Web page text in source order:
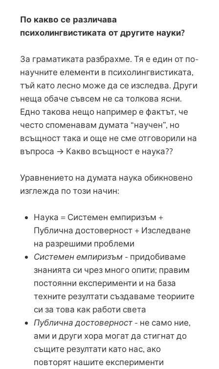
По какво се различава
психолингвистиката от другите науки?
За граматиката разбрахме. Тя е един от по-
научните елементи в психолингвистиката,
тъй като лесно може да се изследва. Други
неща обаче съвсем не са толкова ясни.
Едно такова нещо например е фактът, че
често споменавам думата “научен”, но
всъщност така и още не сме отговорили на
въпроса → Какво всъщност е наука??
Уравнението на думата наука обикновено
изглежда по този начин:
Наука = Системен емпиризъм +
Публична достоверност + Изследване
на разрешими проблеми
Системен емпиризъм - придобиваме
знанията си чрез много опити; правим
постоянни експерименти и на база
техните резултати създаваме теориите
си за това как работи света
Публична достоверност- не само ние,
ами и други хора могат да стигнат до
същите резултати като нас, ако
повторят нашите експерименти